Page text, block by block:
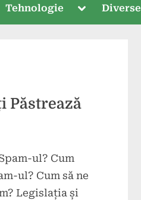
Tehnologie
Toggle
menu
Diverse
Păstrează
ul? Cum
ul? Cum să ne
Legislația și